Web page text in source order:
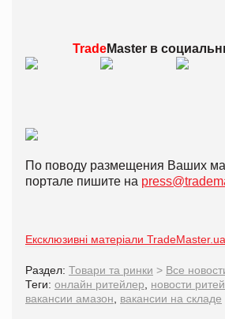
TradeMaster в
По поводу размещения Ваших
портале пишите на
Ексклюзивні матеріали TradeMaster.ua
Раздел: Товари та ринки > Все
Теги: онлайн ритейлер новости
вакансии амазон
вакансии на складе